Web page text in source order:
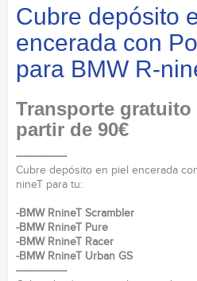
Cubre depósito
encerada con
para BMW R-
Transporte
partir de 90€
----------------
Cubre depósito en piel encerada
nineT para tu:
-BMW RnineT Scrambler
-BMW RnineT Pure
-BMW RnineT Racer
-BMW RnineT Urban GS
----------------